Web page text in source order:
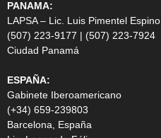
PANAMA:
LAPSA – Lic. Luis Pimentel Espino
(507) 223-9177 | (507) 223-7924
Ciudad Panamá
ESPAÑA:
Gabinete Iberoamericano
(+34) 659-239803
Barcelona, España